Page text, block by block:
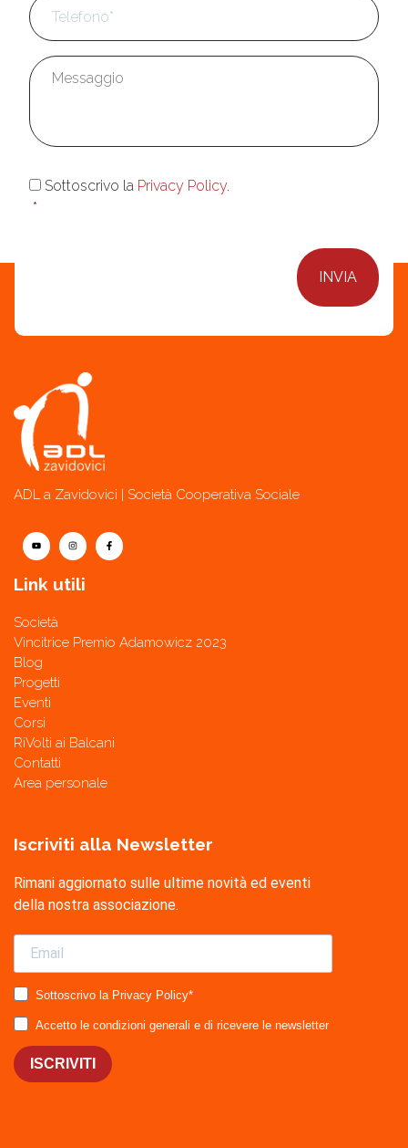
Messaggio
Consenso
Sottoscrivo la Privacy Policy.
*
ADL a Zavidovici | Società Cooperativa Sociale
Link utili
Società
Vincitrice Premio Adamowicz 2023
Blog
Progetti
Eventi
Corsi
RiVolti ai Balcani
Contatti
Area personale
Iscriviti alla Newsletter
Rimani aggiornato sulle ultime novità ed eventi
della nostra associazione.
Sottoscrivo la Privacy Policy*
Accetto le condizioni generali e di ricevere le newsletter
ISCRIVITI